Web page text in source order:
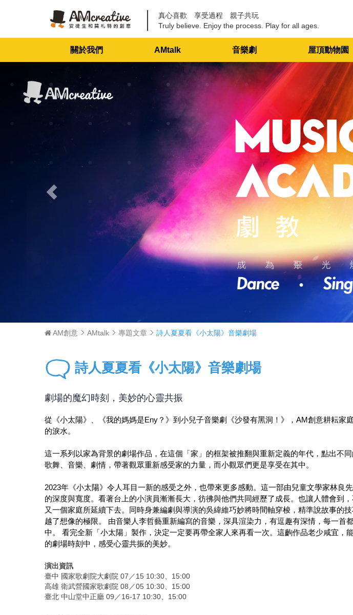
真心喜歡 享受過程 親子共玩
Truly believe. Enjoy the process. Play for all ages.
關於我們 AMtalk 音樂劇 屋頂動物園
AM創意 AMtalk 專題文章 詩人夏夏看《小太陽》音樂劇場
詩人夏夏看《小太陽》音樂劇場
劇場的魔幻時刻，美妙的心靈共振
從《小太陽》、《我的媽媽是Eny？》到小兒子音樂劇《沙發有黑洞！》，AM創意耕耘家
的淚水。
這一系列以家為背景的劇場作品，在這個「家」的框架被推翻與重新定義的年代，點出不
歌舞、音樂、劇情，帶著觀眾重新感受家的力量，而小觀眾們更是享受在其中。
2023年《小太陽》令人耳目一新的感受之外，也帶來更多感動。這一部由兒童文學家林良
的深度與寬度。看著台上的小演員漸漸長大，彷彿與他們共同經歷了成長。也讓人體會到
又一個家庭所延續下去。同時身兼編劇與導演的吳緯維巧妙將時間軸穿梭，精準說故事的
越了想像的極限。 由音樂人李哲藝重新編寫的音樂，深具渲染力，有逗趣有深情，每一首
中。 看完全新「小太陽」製作，決定一定要再帶全家人來再看一次。這齣作品老少咸宜，
的劇場時刻中，感受心靈共振的美妙。
演出資訊
臺中 國家歌劇院大劇院 07／15 10:30、15:00
高雄 衛武營國家歌劇院 08／05 10:30、15:00
臺北 中山堂中正廳 09／16-17 10:30、15:00